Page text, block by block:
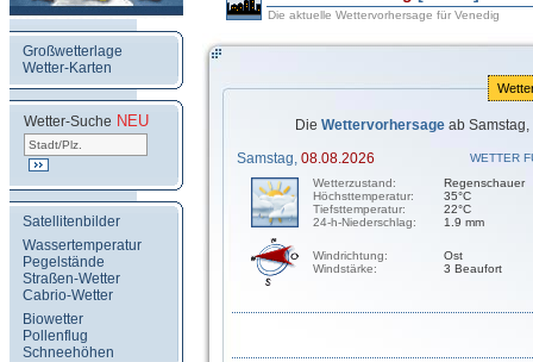
Großwetterlage
Wetter-Karten
Wetter-Suche NEU
Satellitenbilder
Wassertemperatur
Pegelstände
Straßen-Wetter
Cabrio-Wetter
Biowetter
Pollenflug
Schneehöhen
Die aktuelle Wettervorhersage für Venedig
Die Wettervorhersage ab
Samstag, 08.08.2026
WETTER
Wetterzustand:
Höchsttemperatur:
Tiefsttemperatur:
24-h-Niederschlag:
Regenschauer
35°C
22°C
1.9 mm
Windrichtung:
Windstärke:
Ost
3 Beaufort